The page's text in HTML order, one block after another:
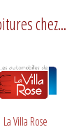
chez...
La Villa Rose